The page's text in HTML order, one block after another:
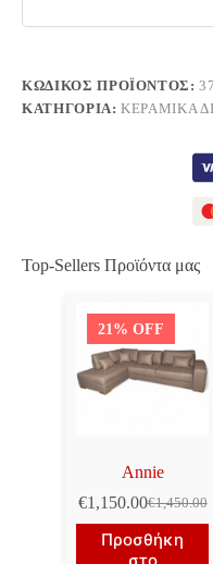
ΚΩΔΙΚΌΣ ΠΡΟΪΌΝΤΟΣ:
ΚΑΤΗΓΟΡΊΑ:ΚΕΡΑΜΙΚΆ
Top-Sellers Προϊόντα μας
21% OFF
Annie
€1,450.00
Original
price
was:
€1,150.00Η
τρέχουσα
τιμή
Προσθήκη